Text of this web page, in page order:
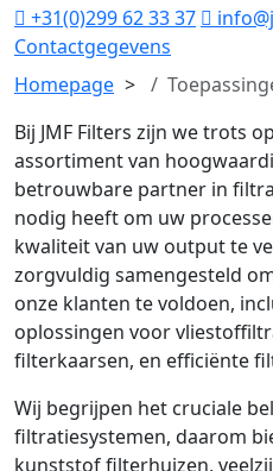
+31(0)299 62 33 37
Contactgegevens
Homepage
Bij JMF Filters zijn we trots
assortiment van
betrouwbare partner in
nodig heeft om uw
kwaliteit van uw output te
zorgvuldig samengesteld
onze klanten te voldoen,
oplossingen voor
filterkaarsen, en efficiënte
Wij begrijpen het cruciale
filtratiesystemen, daarom
kunststof filterhuizen,